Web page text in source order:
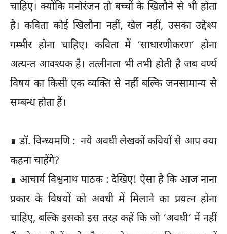
चाहिए। क्योंकि मनोरंजन तो बच्चों के खिलौने से भी होता
है। कविता कोई खिलौना नहीं, खेल नहीं, उसका उद्देश्य
गम्भीर होना चाहिए। कविता में ‘साधारणीकरण‘ होना
अत्यन्त आवश्यक है। तत्लीनता भी तभी होती है जब वर्ण्य
विषय का किसी एक व्यक्ति से नहीं बल्कि जनसामान्य से
सम्बन्ध होता हैं।
∎ डॉ. विन्ध्यमणि : नये अवधी लेखकों कवियों से आप क्या
कहना चाहेंगे?
∎ आचार्य विश्वनाथ पाठक : देखिए! ऐसा है कि आज नाना
प्रकार के विषयों को अवधी में मिलाने का प्रयत्न होना
चाहिए, बल्कि इसको इस तरह कहें कि जो ‘अवधी‘ में नहीं